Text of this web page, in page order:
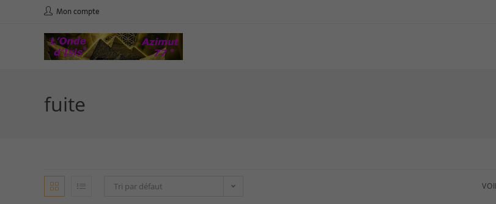
Mon compte
fuite
Tri par défaut